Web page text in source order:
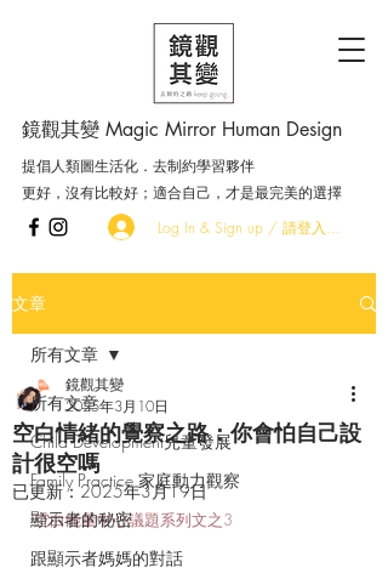
鏡觀其變 Magic Mirror Human Design
提倡人類圖生活化．去制約學習夥伴
更好，沒有比較好；適合自己，才是最完美的選擇
Log In & Sign up / 請登入．加入會員
文章
所有文章
Child Development兒童發展
Family Practice 家庭動力觀察
顯示者的秘密
跟顯示者媽媽的對話
所有文章
空白情緒的覺察之路：你會怕自己設
計很空嗎
鏡觀其變
2025年3月10日
已更新：2025年3月19日
空白能量中心議題系列文之3